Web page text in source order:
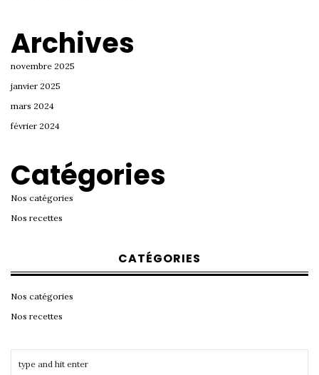
Archives
novembre 2025
janvier 2025
mars 2024
février 2024
Catégories
Nos catégories
Nos recettes
CATÉGORIES
Nos catégories
Nos recettes